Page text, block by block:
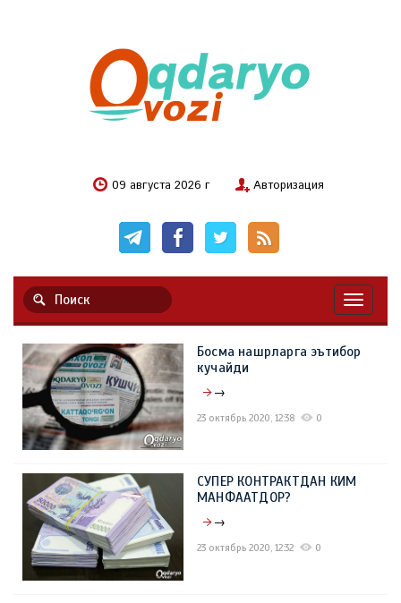
09 августа 2026 г Авторизация
Босма нашрларга эътибор
кучайди
→
23 октябрь 2020, 12:38 0
СУПЕР КОНТРАКТДАН КИМ
МАНФААТДОР?
→
23 октябрь 2020, 12:32 0